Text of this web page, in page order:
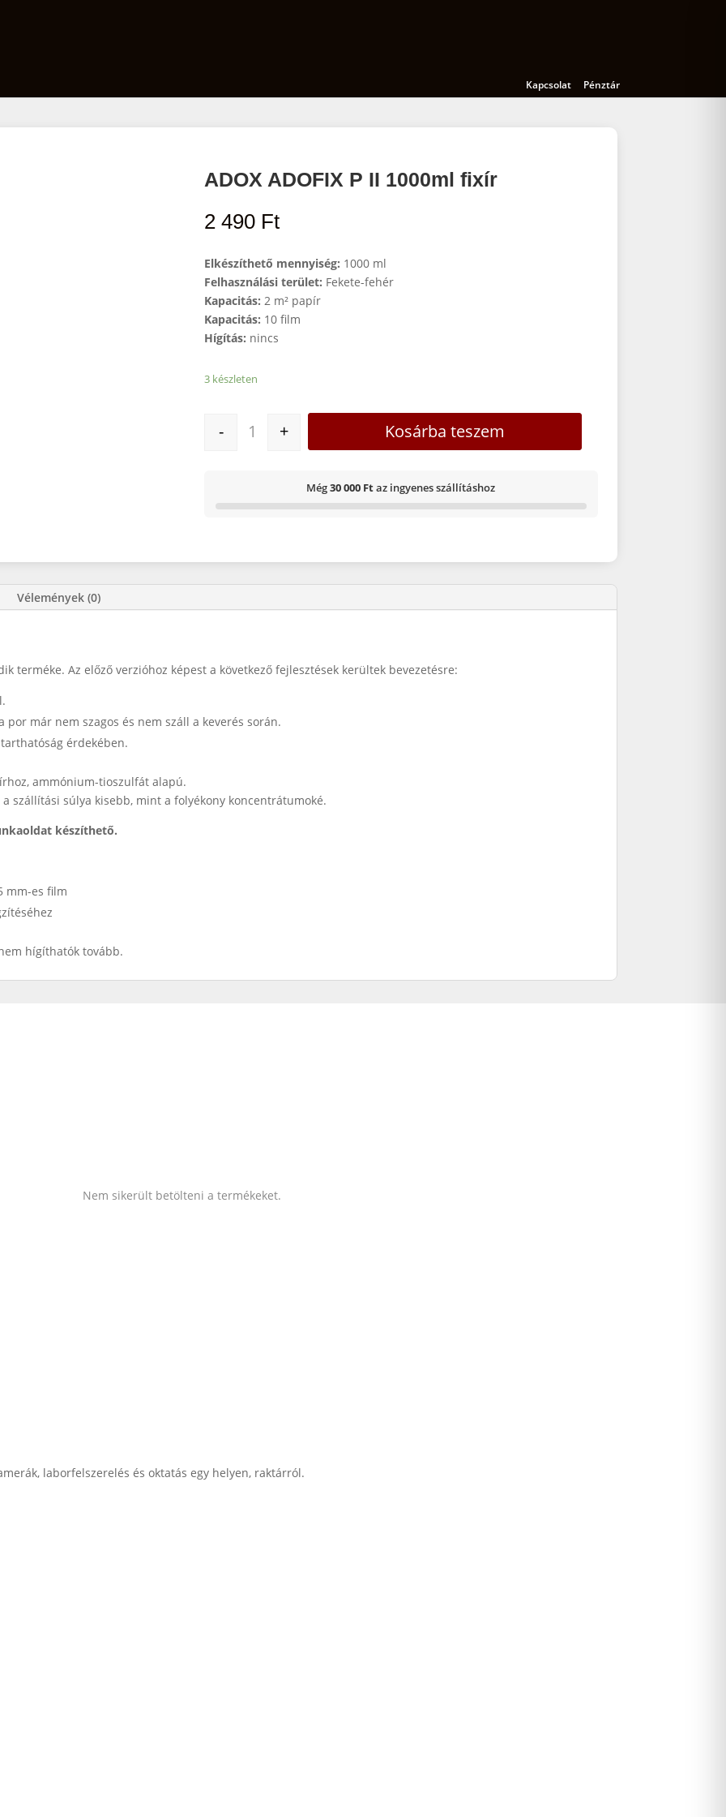
Kapcsolat Pénztár
ADOX ADOFIX P II 1000ml fixír
2 490 Ft
Elkészíthető mennyiség: 1000 ml
Felhasználási terület: Fekete-fehér
Kapacitás: 2 m² papír
Kapacitás: 10 film
Hígítás: nincs
3 készleten
ADOX ADOFIX P II 1000ml fixír mennyiség
- + Kosárba teszem
Még30 000 Ftaz ingyenes szállításhoz
Vélemények (0)
terméke. Az előző verzióhoz képest a következő fejlesztések kerültek bevezetésre:
por már nem szagos és nem száll a keverés során.
érdekében.
ammónium-tioszulfát alapú.
szállítási súlya kisebb, mint a folyékony koncentrátumoké.
készíthető.
mm-es film
hígíthatók tovább.
Nem sikerült betölteni a termékeket.
laborfelszerelés és oktatás egy helyen, raktárról.